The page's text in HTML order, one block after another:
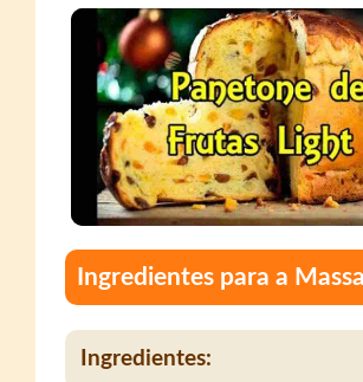
Ingredientes para a Massa
Ingredientes: